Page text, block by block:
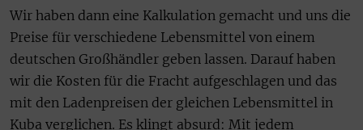
Wir haben dann eine Kalkulation gemacht und uns die
Preise für verschiedene Lebensmittel von einem
deutschen Großhändler geben lassen. Darauf haben
wir die Kosten für die Fracht aufgeschlagen und das
mit den Ladenpreisen der gleichen Lebensmittel in
Kuba verglichen. Es klingt absurd: Mit jedem